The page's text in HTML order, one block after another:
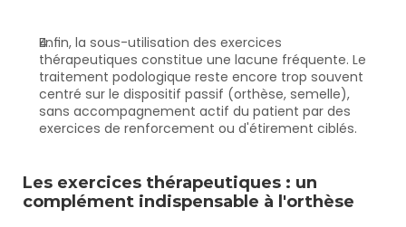
Enfin, la sous-utilisation des exercices
thérapeutiques constitue une lacune fréquente. Le
traitement podologique reste encore trop souvent
centré sur le dispositif passif (orthèse, semelle),
sans accompagnement actif du patient par des
exercices de renforcement ou d'étirement ciblés.
Les exercices thérapeutiques : un
complément indispensable à l'orthèse